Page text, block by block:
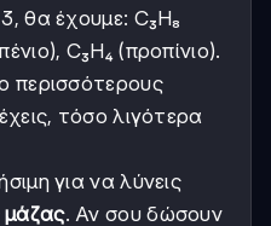
θα έχουμε: C₃H₈
C₃H₄ (προπίνιο).
περισσότερους
τόσο λιγότερα
για να λύνεις
μάζας. Αν σου δώσουν